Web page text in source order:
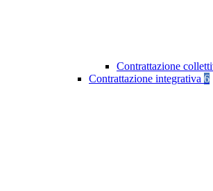
Contrattazione
Contrattazione integrativa 6